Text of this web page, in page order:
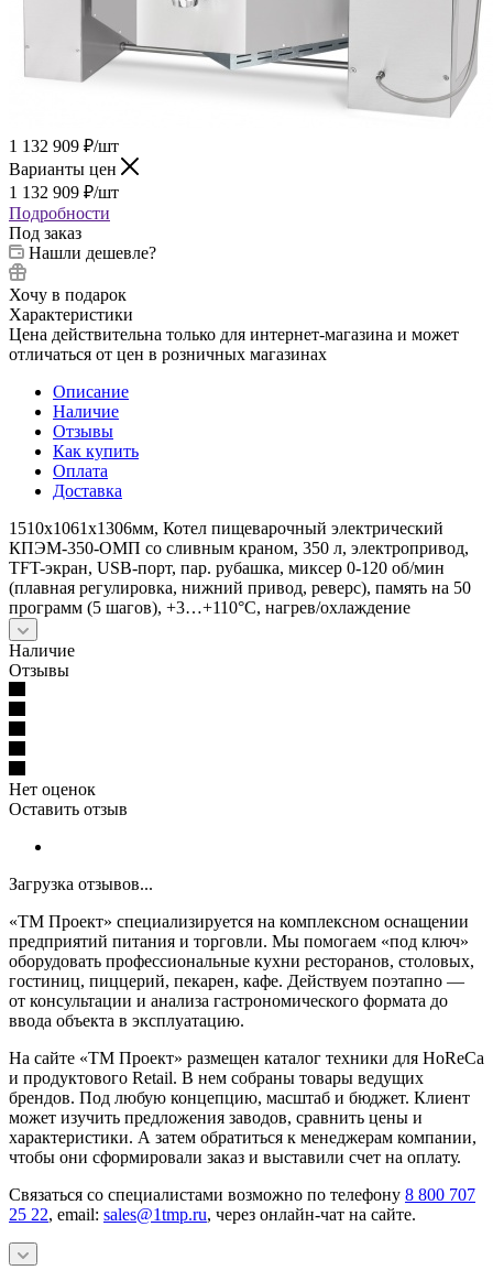
1 132 909 ₽/шт
Варианты цен
1 132 909 ₽/шт
Подробности
Под заказ
Нашли дешевле?
Хочу в подарок
Характеристики
Цена действительна только для интернет-магазина и может
отличаться от цен в розничных магазинах
Описание
Наличие
Отзывы
Как купить
Оплата
Доставка
1510х1061х1306мм, Котел пищеварочный электрический
КПЭМ-350-ОМП со сливным краном, 350 л, электропривод,
TFT-экран, USB-порт, пар. рубашка, миксер 0-120 об/мин
(плавная регулировка, нижний привод, реверс), память на 50
программ (5 шагов), +3…+110°С, нагрев/охлаждение
Наличие
Отзывы
Нет оценок
Оставить отзыв
Загрузка отзывов...
«ТМ Проект» специализируется на комплексном оснащении
предприятий питания и торговли. Мы помогаем «под ключ»
оборудовать профессиональные кухни ресторанов, столовых,
гостиниц, пиццерий, пекарен, кафе. Действуем поэтапно —
от консультации и анализа гастрономического формата до
ввода объекта в эксплуатацию.
На сайте «ТМ Проект» размещен каталог техники для HoReCa
и продуктового Retail. В нем собраны товары ведущих
брендов. Под любую концепцию, масштаб и бюджет. Клиент
может изучить предложения заводов, сравнить цены и
характеристики. А затем обратиться к менеджерам компании,
чтобы они сформировали заказ и выставили счет на оплату.
Связаться со специалистами возможно по телефону 8 800 707
25 22, email: sales@1tmp.ru, через онлайн-чат на сайте.